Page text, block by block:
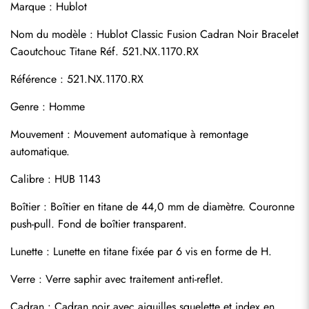
Marque : Hublot
Nom du modèle : Hublot Classic Fusion Cadran Noir Bracelet
Caoutchouc Titane Réf. 521.NX.1170.RX
Référence : 521.NX.1170.RX
Genre : Homme
Mouvement : Mouvement automatique à remontage
automatique.
Calibre : HUB 1143
Boîtier : Boîtier en titane de 44,0 mm de diamètre. Couronne
push-pull. Fond de boîtier transparent.
Lunette : Lunette en titane fixée par 6 vis en forme de H.
Verre : Verre saphir avec traitement anti-reflet.